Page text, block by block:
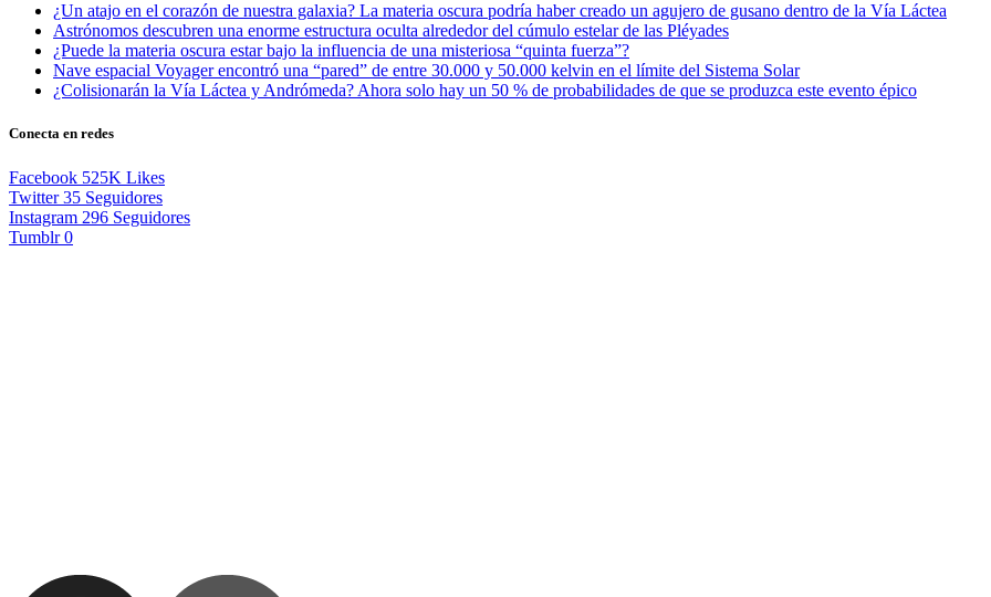
¿Un atajo en el corazón de nuestra galaxia? La materia oscura podría haber creado un agujero de gusano dentro de la Vía Láctea
Astrónomos descubren una enorme estructura oculta alrededor del cúmulo estelar de las Pléyades
¿Puede la materia oscura estar bajo la influencia de una misteriosa “quinta fuerza”?
Nave espacial Voyager encontró una “pared” de entre 30.000 y 50.000 kelvin en el límite del Sistema Solar
¿Colisionarán la Vía Láctea y Andrómeda? Ahora solo hay un 50 % de probabilidades de que se produzca este evento épico
Conecta en redes
Facebook 525K Likes
Twitter 35 Seguidores
Instagram 296 Seguidores
Tumblr 0